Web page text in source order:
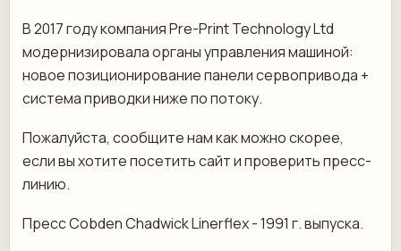
В 2017 году компания Pre-Print Technology Ltd
модернизировала органы управления машиной:
новое позиционирование панели сервопривода +
система приводки ниже по потоку.
Пожалуйста, сообщите нам как можно скорее,
если вы хотите посетить сайт и проверить пресс-
линию.
Пресс Cobden Chadwick Linerflex - 1991 г. выпуска.